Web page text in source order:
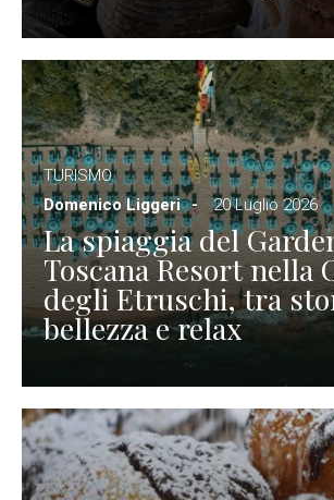
TURISMO
Domenico Liggeri
20 Luglio 2026
La spiaggia del
Toscana Resort nella
degli Etruschi, tra
bellezza e relax